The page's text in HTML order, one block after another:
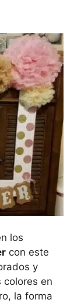
los
con este
y
colores en
la forma